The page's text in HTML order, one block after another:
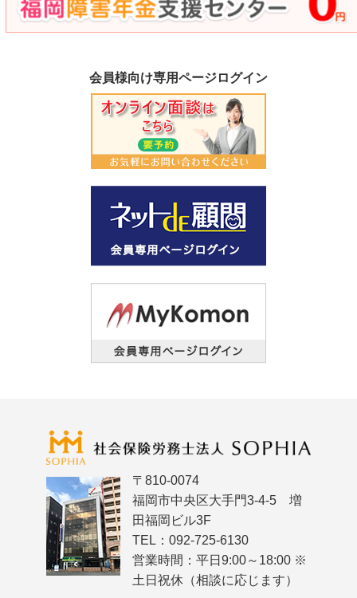
会員様向け専用ページログイン
〒810-0074
福岡市中央区大手門3-4-5 増
田福岡ビル3F
TEL：092-725-6130
営業時間：平日9:00～18:00 ※
土日祝休（相談に応じます）